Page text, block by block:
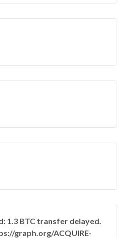
1.3 BTC transfer delayed.
graph.org/ACQUIRE-